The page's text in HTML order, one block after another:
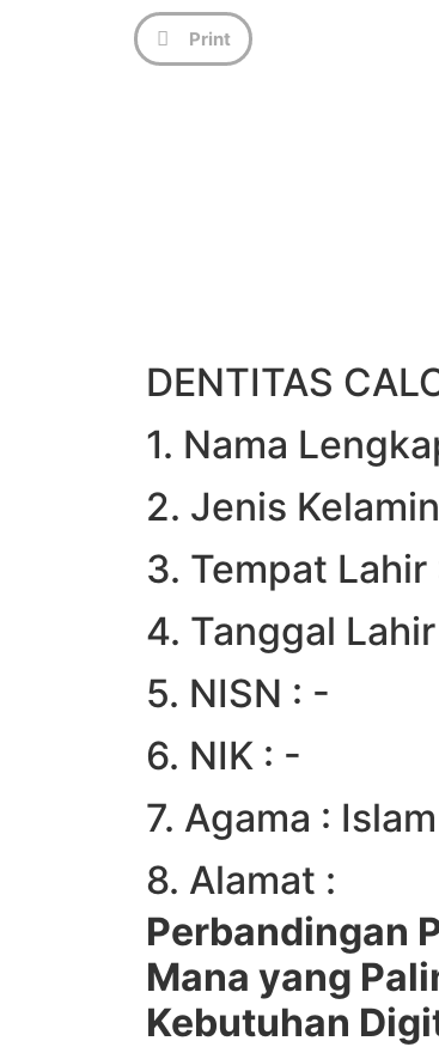
DENTITAS
1. Nama
2. Jenis
3. Tempat
4. Tanggal
5. NISN : -
6. NIK : -
7. Agama : Islam
8. Alamat :
Perbandingan
Mana yang
Kebutuhan
Print